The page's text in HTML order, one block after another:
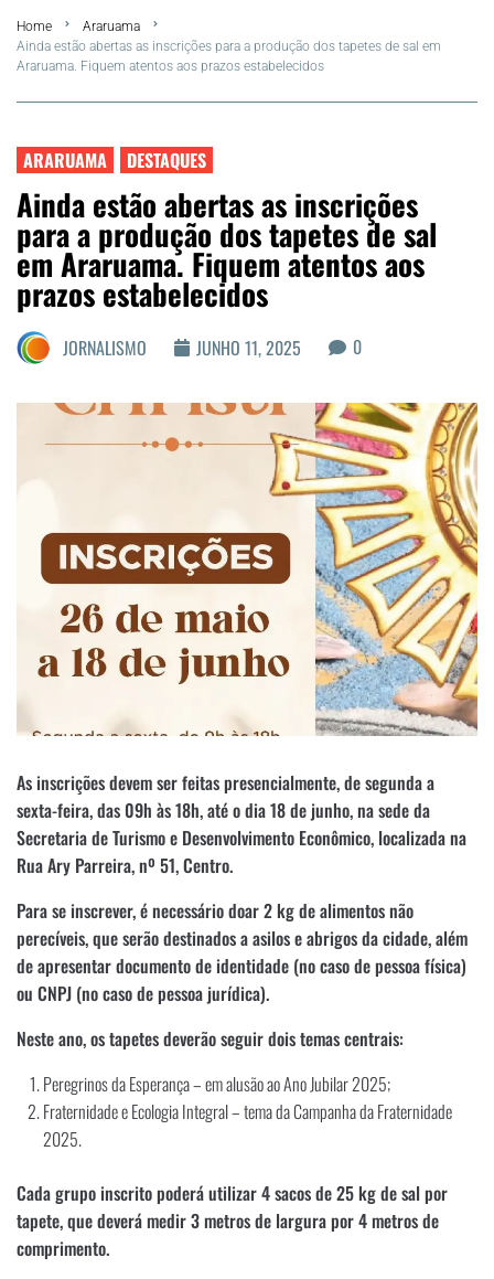
FLA Araru 2026
Araruama
Região dos Lagos
Agenda Cultural
Colunistas
Matérias Exclusivas
Home
Araruama
Ainda estão abertas as inscrições para a produção dos tapetes de sal em
Araruama. Fiquem atentos aos prazos estabelecidos
ARARUAMA DESTAQUES
Ainda estão abertas as inscrições
para a produção dos tapetes de sal
em Araruama. Fiquem atentos aos
prazos estabelecidos
JORNALISMO JUNHO 11, 2025 0
As inscrições devem ser feitas presencialmente, de segunda a
sexta-feira, das 09h às 18h, até o dia 18 de junho, na sede da
Secretaria de Turismo e Desenvolvimento Econômico, localizada na
Rua Ary Parreira, nº 51, Centro.
Para se inscrever, é necessário doar 2 kg de alimentos não
perecíveis, que serão destinados a asilos e abrigos da cidade, além
de apresentar documento de identidade (no caso de pessoa física)
ou CNPJ (no caso de pessoa jurídica).
Neste ano, os tapetes deverão seguir dois temas centrais:
Peregrinos da Esperança – em alusão ao Ano Jubilar 2025;
Fraternidade e Ecologia Integral – tema da Campanha da Fraternidade
2025.
Cada grupo inscrito poderá utilizar 4 sacos de 25 kg de sal por
tapete, que deverá medir 3 metros de largura por 4 metros de
comprimento.